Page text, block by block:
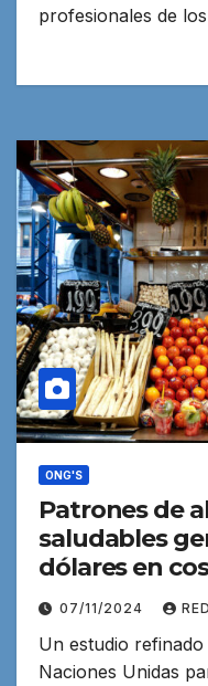
profesionales de
ONG'S
Patrones de
saludables
dólares en
07/11/2024
Un estudio
Naciones Unidas